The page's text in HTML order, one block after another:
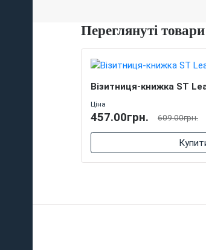
Переглянуті товари
Візитниця-книжка ST
Ціна
457.00грн. 609.00грн.